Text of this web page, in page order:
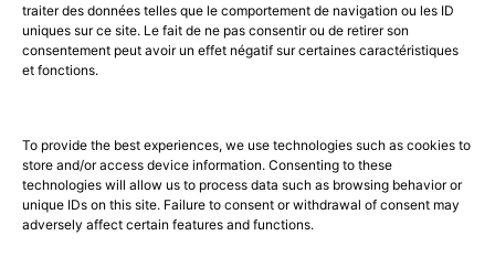
traiter des données telles que le comportement de navigation ou les ID
uniques sur ce site. Le fait de ne pas consentir ou de retirer son
consentement peut avoir un effet négatif sur certaines caractéristiques
et fonctions.
To provide the best experiences, we use technologies such as cookies to
store and/or access device information. Consenting to these
technologies will allow us to process data such as browsing behavior or
unique IDs on this site. Failure to consent or withdrawal of consent may
adversely affect certain features and functions.
More information about AMILCAR USA